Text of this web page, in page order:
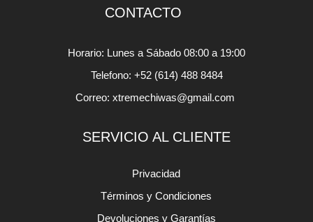
CONTACTO
Horario: Lunes a Sábado 08:00 a 19:00
Telefono: +52 (614) 488 8484
Correo: xtremechiwas@gmail.com
SERVICIO AL CLIENTE
Privacidad
Términos y Condiciones
Devoluciones y Garantías